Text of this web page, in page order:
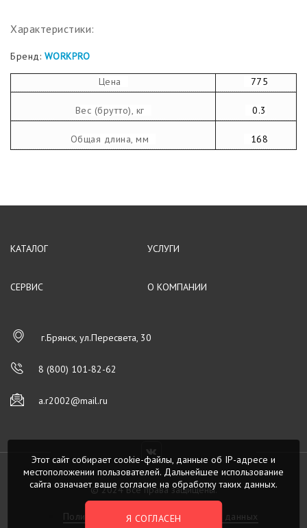
Характеристики:
Бренд: WORKPRO
Цена 775
Вес (брутто), кг 0.3
Общая длина, мм 168
КАТАЛОГ УСЛУГИ
СЕРВИС О КОМПАНИИ
г.Брянск, ул.Пересвета, 30
8 (800) 101-82-62
a.r2002@mail.ru
© 2024 Все права защищены.
Политика обработки персональных данных
Этот сайт собирает cookie-файлы, данные об IP-адресе и
местоположении пользователей. Дальнейшее использование
сайта означает ваше согласие на обработку таких данных.
Я СОГЛАСЕН